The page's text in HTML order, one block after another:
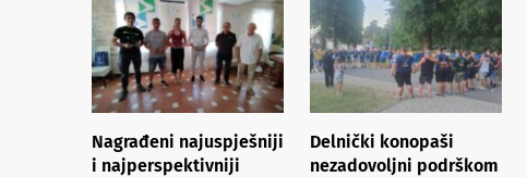
Nagrađeni najuspješniji
i najperspektivniji
Delnički konopaši
nezadovoljni podrškom